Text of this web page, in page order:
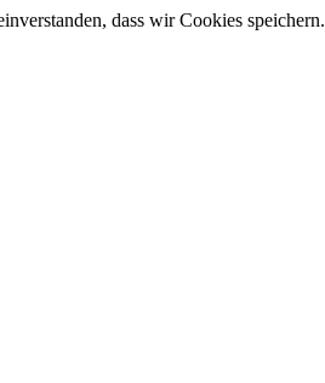
dass wir Cookies speichern.